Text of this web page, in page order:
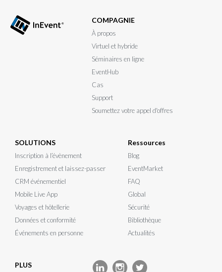
COMPAGNIE
À propos
Virtuel et hybride
Séminaires en ligne
EventHub
Cas
Support
Soumettez votre appel d'offres
SOLUTIONS
Inscription à l’évènement
Enregistrement et laissez-passer
CRM événementiel
Mobile Live App
Voyages et hôtellerie
Données et conformité
Événements en personne
Ressources
Blog
EventMarket
FAQ
Global
Sécurité
Bibliothèque
Actualités
PLUS